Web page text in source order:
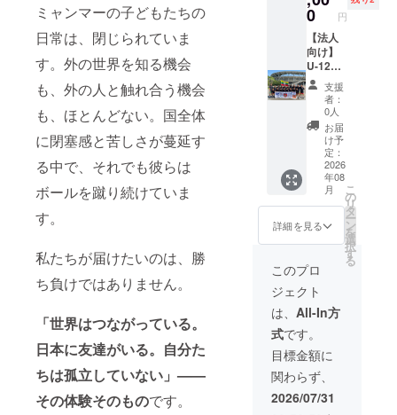
ミャンマーの子どもたちの
日常は、閉じられていま
す。外の世界を知る機会
も、外の人と触れ合う機会
も、ほとんどない。国全体
に閉塞感と苦しさが蔓延す
る中で、それでも彼らは
ボールを蹴り続けていま
す。
私たちが届けたいのは、勝
ち負けではありません。
「世界はつながっている。
日本に友達がいる。自分た
ちは孤立していない」——
その体験そのものです。
聞きし
て特
注）
2026年
ワー
チャレ
の思い
出に。
ミャン
マーの
選手た
ちと同
じユニ
フォー
ムを。
・サイ
M, L, XL
・カ
ラー展
開：
ホーム
赤/ア
ウェイ
白 ※サ
イズや
色な
ど、オ
収録時
間：数
十秒程
度 ・提
供方
法：
メール
にてお
送りし
ます。
【書籍
①】
2024年
発行初
版書籍
『Globa
l
Bridge
』（松
下サイ
ン・
メッ
セージ
入り）
【書籍
②】
2027年
1月発行
予定新
くださ
い。
【フォ
ト＋動
画フル
セッ
ト】 現
地・大
会の写
真5枚＋
動画2
本。
ミャン
マーの
子ども
たちの
姿をよ
り深く
お届け
しま
す。 ・
収録時
間：数
十秒程
度 ・提
供方
法：
メール
にてお
お名前
掲載 ・
掲載期
間：
2026年
の活動
報告書
・掲載
方法：
文字の
み ・注
意事
項：支
援時、
必ず備
考欄に
掲載を
希望さ
れるお
名前を
ご記入
くださ
い。
【フォ
ト＋動
画フル
セッ
ト】 現
地・大
0 円
【法人
向け】
U-12
ワール
ドチャ
レンジ
大会
中、地
域交流
時に利
用する
記念バ
ナーへ
のロゴ
掲出 ・
掲載期
間：
2026年
8月こど
もたち
の来日
期間中
・文
字・ロ
ゴのバ
ナー掲
載 ・支
支援
者：
0人
お届
け予
定：
2026
年08
月
詳細を見る
こ
の
リ
タ
ー
ン
を
選
択
す
る
このプロ
ジェクト
は、 All-In方
式です。
目標金額に
関わらず、
2026/07/31